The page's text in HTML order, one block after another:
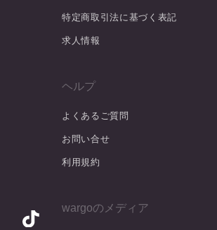
特定商取引法に基づく表記
求人情報
ヘルプ
よくあるご質問
お問い合せ
利用規約
wargoのメディア